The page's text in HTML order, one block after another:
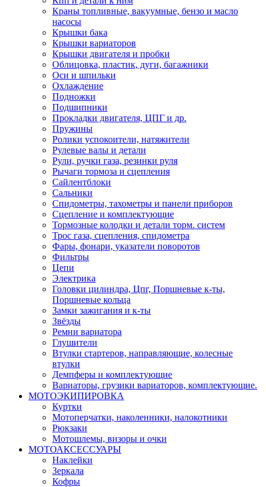
Краны топливные, вакуумные, бензо и масло
насосы
Крышки бака
Крышки вариаторов
Крышки двигателя и пробки
Облицовка, пластик, дуги, багажники
Оси и шпильки
Охлаждение
Подножки
Подшипники
Прокладки двигателя, ЦПГ и др.
Пружины
Ролики успокоители, натяжители
Рулевые валы и детали
Рули, ручки газа, резинки руля
Рычаги тормоза и сцепления
Сайлентблоки
Сальники
Спидометры, тахометры и панели приборов
Сцепление и комплектующие
Тормозные колодки и детали торм. систем
Трос газа, сцепления, спидометра
Фары, фонари, указатели поворотов
Фильтры
Цепи
Электрика
Головки цилиндра, Цпг, Поршневые к-ты,
Поршневые кольца
Замки зажигания и к-ты
Звёзды
Ремни вариатора
Глушители
Втулки стартеров, направляющие, колесные
втулки
Демпферы и комплектующие
Вариаторы, грузики вариаторов, комплектующие.
МОТОЭКИПИРОВКА
Куртки
Мотоперчатки, наколенники, налокотники
Рюкзаки
Мотошлемы, визоры и очки
МОТОАКСЕССУАРЫ
Наклейки
Зеркала
Кофры